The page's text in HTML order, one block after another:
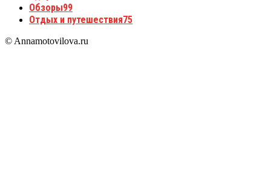
Обзоры99
Отдых и путешествия75
© Annamotovilova.ru